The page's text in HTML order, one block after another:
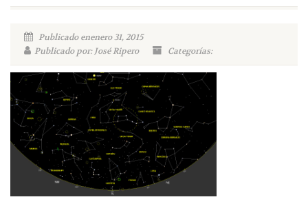
Publicado enenero 31, 2015
Publicado por: José Ripero
Categorías: